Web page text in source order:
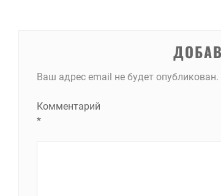
Ваш адрес email не будет опубликован.
Комментарий
*